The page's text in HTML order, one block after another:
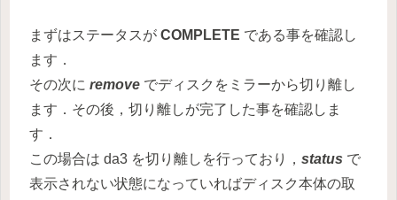
まずはステータスが COMPLETE である事を確認し
ます．
その次に remove でディスクをミラーから切り離し
ます．その後，切り離しが完了した事を確認しま
す．
この場合は da3 を切り離しを行っており， status で
表示されない状態になっていればディスク本体の取